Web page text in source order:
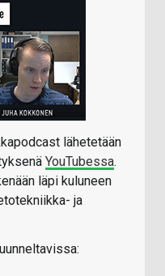
lähetetään
YouTubessa.
läpi kuluneen
ja